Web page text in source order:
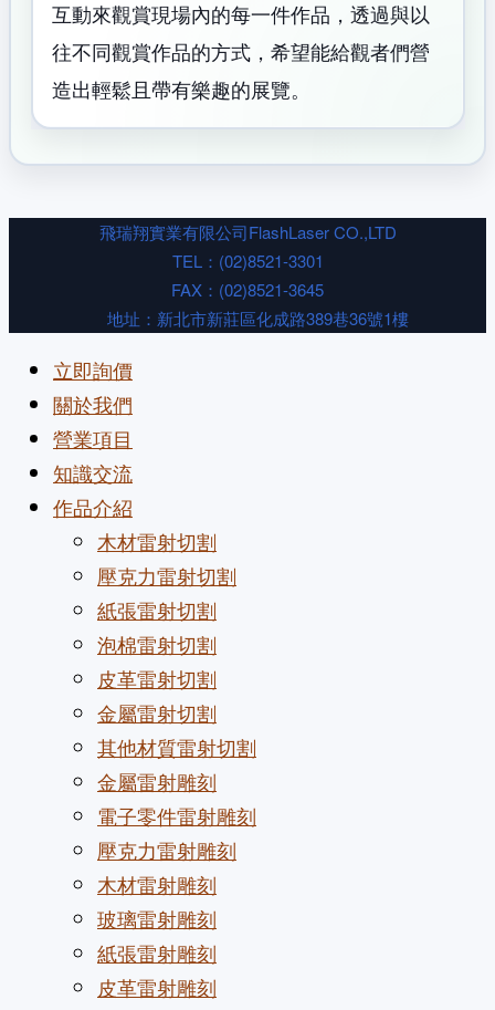
互動來觀賞現場內的每一件作品，透過與以
往不同觀賞作品的方式，希望能給觀者們營
造出輕鬆且帶有樂趣的展覽。
飛瑞翔實業有限公司FlashLaser CO.,LTD
TEL： (02)8521-3301
FAX：(02)8521-3645
地址：新北市新莊區化成路389巷36號1樓
立即詢價
關於我們
營業項目
知識交流
作品介紹
木材雷射切割
壓克力雷射切割
紙張雷射切割
泡棉雷射切割
皮革雷射切割
金屬雷射切割
其他材質雷射切割
金屬雷射雕刻
電子零件雷射雕刻
壓克力雷射雕刻
木材雷射雕刻
玻璃雷射雕刻
紙張雷射雕刻
皮革雷射雕刻